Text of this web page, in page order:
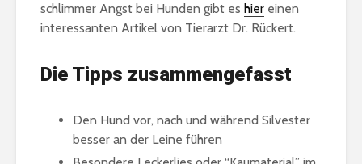
schlimmer Angst bei Hunden gibt es hier einen
interessanten Artikel von Tierarzt Dr. Rückert.
Die Tipps zusammengefasst
Den Hund vor, nach und während Silvester
besser an der Leine führen